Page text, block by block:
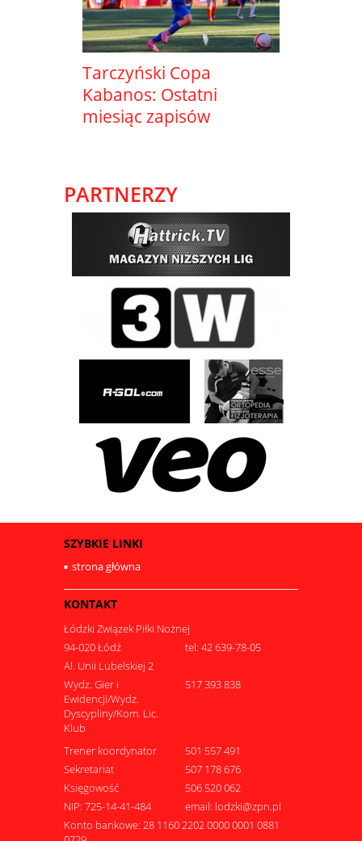
Tarczyński Copa
Kabanos: Ostatni
miesiąc zapisów
PARTNERZY
SZYBKIE LINKI
strona główna
KONTAKT
Łódzki Związek Piłki Nożnej
94-020 Łódź
tel: 42 639-78-05
Al. Unii Lubelskiej 2
Wydz. Gier i
Ewidencji/Wydz.
Dyscypliny/Kom. Lic.
Klub
517 393 838
Trener koordynator
501 557 491
Sekretariat
507 178 676
Księgowość
506 520 062
NIP: 725-14-41-484
email: lodzki@zpn.pl
Konto bankowe: 28 1160 2202 0000 0001 0881